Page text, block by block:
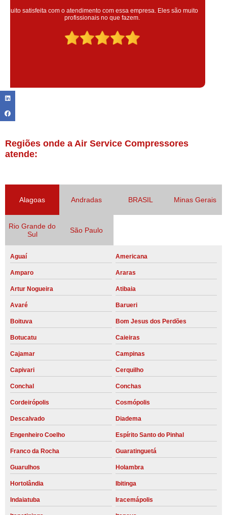
Super satisfeita com o serviço prestado, atendimento muito bom!
colaoradores educado e transparente, destaque para o colaborador
Claudinei excelente profissional!
Regiões onde a Air Service Compressores
atende:
Alagoas Andradas BRASIL Minas Gerais
Rio Grande do
Sul
São Paulo
Aguaí Americana
Amparo Araras
Artur Nogueira Atibaia
Avaré Barueri
Boituva Bom Jesus dos Perdões
Botucatu Caieiras
Cajamar Campinas
Capivari Cerquilho
Conchal Conchas
Cordeirópolis Cosmópolis
Descalvado Diadema
Engenheiro Coelho Espírito Santo do Pinhal
Franco da Rocha Guaratinguetá
Guarulhos Holambra
Hortolândia Ibitinga
Indaiatuba Iracemápolis